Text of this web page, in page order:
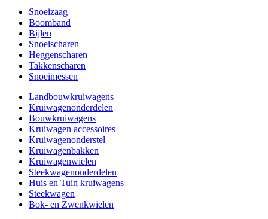
Snoeizaag
Boomband
Bijlen
Snoeischaren
Heggenscharen
Takkenscharen
Snoeimessen
Landbouwkruiwagens
Kruiwagenonderdelen
Bouwkruiwagens
Kruiwagen accessoires
Kruiwagenonderstel
Kruiwagenbakken
Kruiwagenwielen
Steekwagenonderdelen
Huis en Tuin kruiwagens
Steekwagen
Bok- en Zwenkwielen